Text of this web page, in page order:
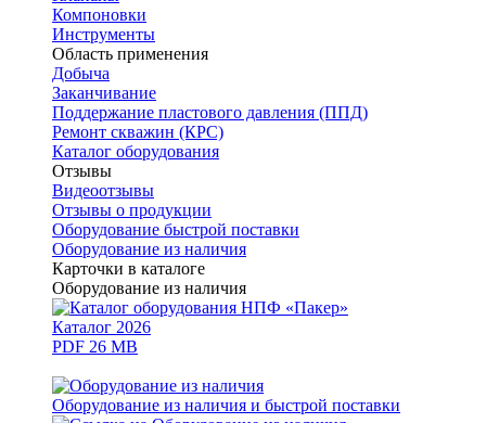
Компоновки
Инструменты
Область применения
Добыча
Заканчивание
Поддержание пластового давления (ППД)
Ремонт скважин (КРС)
Каталог оборудования
Отзывы
Видеоотзывы
Отзывы о продукции
Оборудование быстрой поставки
Оборудование из наличия
Карточки в каталоге
Оборудование из наличия
Каталог 2026
PDF 26 MB
Оборудование из наличия и быстрой поставки